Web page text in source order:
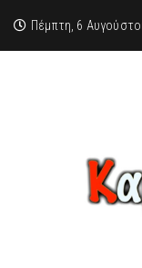
Πέμπτη, 6